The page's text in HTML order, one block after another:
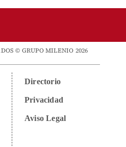
© GRUPO MILENIO 2026
Directorio
Privacidad
Aviso Legal